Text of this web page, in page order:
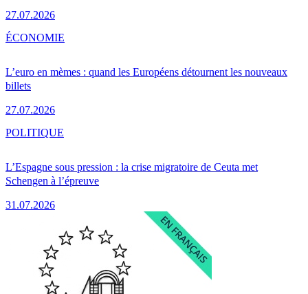
27.07.2026
L’euro en mèmes : quand les Européens détournent les nouveaux
billets
27.07.2026
ÉCONOMIE
L’Espagne sous pression : la crise migratoire de Ceuta met
Schengen à l’épreuve
31.07.2026
POLITIQUE